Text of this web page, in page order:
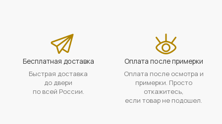
Бесплатная доставка
Быстрая доставка
до двери
по всей России.
Оплата после примерки
Оплата после осмотра и
примерки. Просто
откажитесь,
если товар не подошел.